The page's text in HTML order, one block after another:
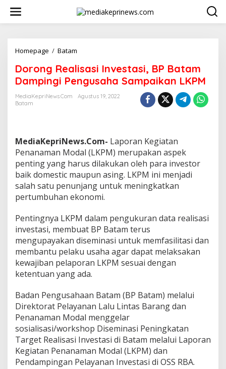
w
Homepage / Batam
r
o
n
g
i
s
a
s
i
I
n
e
s
t
a
s
i
B
B
a
t
a
m
D
a
m
Dorong Realisasi Investasi, BP Batam
Dampingi Pengusaha Sampaikan LKPM
MediaKepriNews.com
Agustus 19, 2022
Batam
MediaKepriNews.Com- Laporan Kegiatan
Penanaman Modal (LKPM) merupakan aspek
penting yang harus dilakukan oleh para investor
baik domestic maupun asing. LKPM ini menjadi
salah satu penunjang untuk meningkatkan
pertumbuhan ekonomi.
Pentingnya LKPM dalam pengukuran data realisasi
investasi, membuat BP Batam terus
mengupayakan diseminasi untuk memfasilitasi dan
membantu pelaku usaha agar dapat melaksakan
kewajiban pelaporan LKPM sesuai dengan
ketentuan yang ada.
Badan Pengusahaan Batam (BP Batam) melalui
Direktorat Pelayanan Lalu Lintas Barang dan
Penanaman Modal menggelar
sosialisasi/workshop Diseminasi Peningkatan
Target Realisasi Investasi di Batam melalui Laporan
Kegiatan Penanaman Modal (LKPM) dan
Pendampingan Pelayanan Investasi di OSS RBA.